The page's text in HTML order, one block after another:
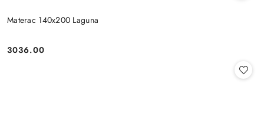
Materac 140x200 Laguna
Cena:
3036.00